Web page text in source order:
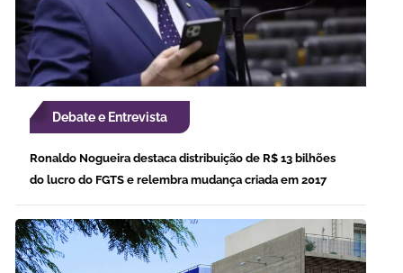
Debate e Entrevista
Ronaldo Nogueira destaca distribuição de R$ 13 bilhões
do lucro do FGTS e relembra mudança criada em 2017